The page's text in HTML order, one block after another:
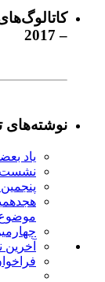
– 2017
نوشته‌های
یاد
نشست
موضوع
آخرين‌